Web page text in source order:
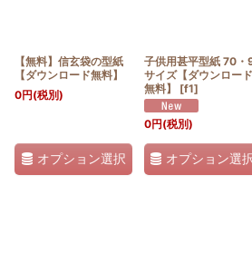
【無料】信玄袋の型紙
【ダウンロード無料】
0円(税別)
オプション選択
子供用甚平型紙 70・
サイズ【ダウンロード
無料】
[f1]
0円(税別)
オプション選